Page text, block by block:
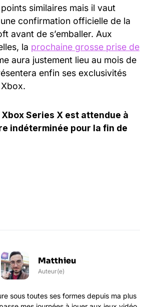
similaires mais il vaut
confirmation officielle de la
avant de s’emballer. Aux
la prochaine grosse prise de
aura justement lieu au mois de
enfin ses exclusivités
Series X est attendue à
indéterminée pour la fin de
Matthieu
Auteur(e)
sous toutes ses formes depuis ma plus